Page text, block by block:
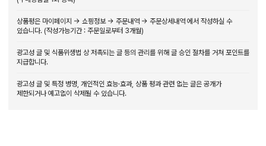
상품평은 마이페이지 → 쇼핑정보 → 주문내역 → 주문상세내역 에서 작성하실 수
있습니다. (작성가능기간 : 주문일로부터 3개월)
광고성 글 및 식품위생법 상 저촉되는 글 등의 관리를 위해 글 승인 절차를 거쳐 포인트를
지급합니다.
광고성 글 및 특정 병명, 개인적인 효능·효과, 상품 평과 관련 없는 글은 공개가
제한되거나 예고없이 삭제될 수 있습니다.